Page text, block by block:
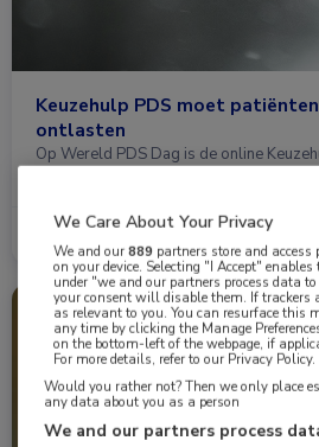
Keuzehulp PDS moet
ontlasten
Op Wereld PDS Dag is de online
12 mei 2025
Nieuws Gastro-enterologie, Voeding
We Care About Your Privacy
We and our889partners store and access
on your device. Selecting "I Accept"
under "we and our partners process data
your consent will disable them. If trackers
as relevant to you. You can resurface this
any time by clicking the Manage
on the bottom-left of the webpage, if
For more details, refer to our Privacy Policy.
Would you rather not? Then we only place
any data about you as a person
We and our partners process